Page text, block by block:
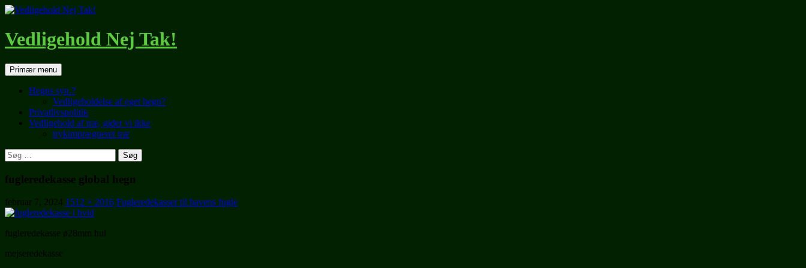
Hop
indhold
Vedligehold Nej Tak!
SøgPrimær menu
Hegns syn.?
Vedligeholdelse af eget hegn?
Privatlivspolitik
Vedligehold af træ, gider vi ikke
trykimprægneret træ
Søg
efter:
fugleredekasse global hegn
februar 7, 2024 1512 × 2016 Fugleredekasser til havens fugle
fugleredekasse ø28mm hul
mejseredekasse